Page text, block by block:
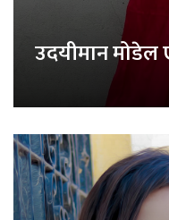
उदयीमान मोडेल